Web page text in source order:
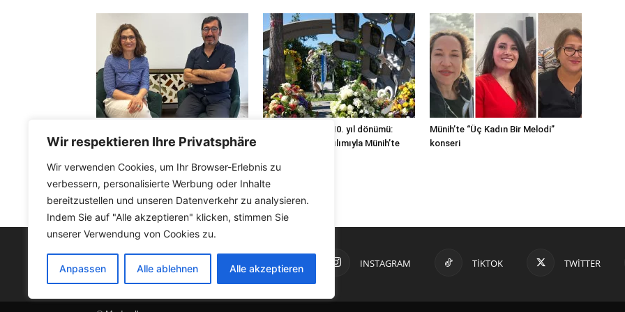
Wir respektieren Ihre Privatsphäre
Wir verwenden Cookies, um Ihr Browser-Erlebnis zu
verbessern, personalisierte Werbung oder Inhalte
bereitzustellen und unseren Datenverkehr zu analysieren.
Indem Sie auf "Alle akzeptieren" klicken, stimmen Sie
unserer Verwendung von Cookies zu.
Anpassen Alle ablehnen Alle akzeptieren
lazer ve cilt bakım merkezi
OEZ saldırısının 10. yıl dönümü:
Steinmeier’in katılımıyla Münih’te
Münih’te “Üç Kadın Bir Melodi”
konseri
FACEBOOK INSTAGRAM TIKTOK TWITTER